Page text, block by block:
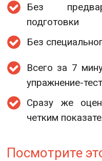
Без
подготовки
Без
Всего за 7
упражнение-
Сразу же
четким
Посмотрите